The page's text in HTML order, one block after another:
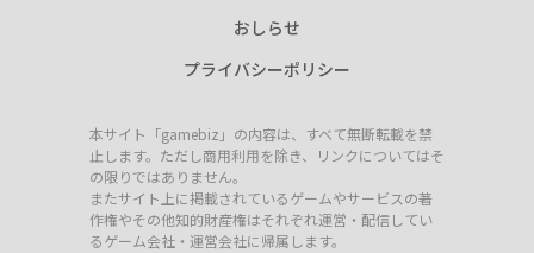
おしらせ
プライバシーポリシー
本サイト「gamebiz」の内容は、すべて無断転載を禁
止します。ただし商用利用を除き、リンクについてはそ
の限りではありません。
またサイト上に掲載されているゲームやサービスの著
作権やその他知的財産権はそれぞれ運営・配信してい
るゲーム会社・運営会社に帰属します。